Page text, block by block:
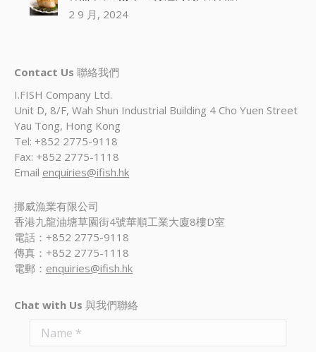
2 9 月, 2024
Contact Us 聯絡我們
I.FISH Company Ltd.
Unit D, 8/F, Wah Shun Industrial Building 4 Cho Yuen Street
Yau Tong, Hong Kong
Tel: +852 2775-9118
Fax: +852 2775-1118
Email enquiries@ifish.hk
挪威漁業有限公司
香港九龍油塘草園街4號華順工業大廈8樓D室
電話：+852 2775-9118
傳真：+852 2775-1118
電郵： enquiries@ifish.hk
Chat with Us 與我們聯絡
Name *